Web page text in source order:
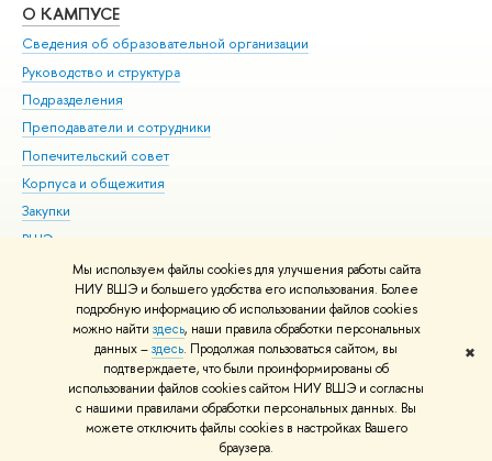
Мы используем файлы cookies для улучшения работы сайта
НИУ ВШЭ и большего удобства его использования. Более
подробную информацию об использовании файлов cookies
можно найти здесь, наши правила обработки персональных
данных –здесь. Продолжая пользоваться сайтом, вы
подтверждаете, что были проинформированы об
использовании файлов cookies сайтом НИУ ВШЭ и согласны
с нашими правилами обработки персональных данных. Вы
можете отключить файлы cookies в настройках Вашего
браузера.
✖
О КАМПУСЕ
Сведения об образовательной организации
Руководство и структура
Подразделения
Преподаватели и сотрудники
Попечительский совет
Корпуса и общежития
Закупки
ВШЭ для студентов с ограниченными возможностями
здоровья и инвалидностью
Версия для слабовидящих
Единая платежная страница
© НИУ ВШЭ 1993–2026 Адреса и контакты Условия использования
материалов Политика конфиденциальности Карта сайта
Шрифты HSE Sans и HSE Slab разработаны вШколе дизайна НИУ ВШЭ